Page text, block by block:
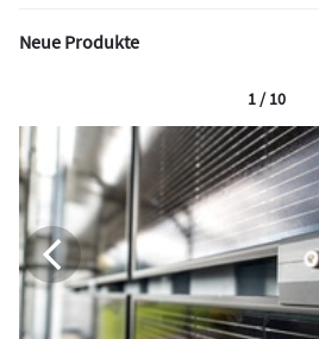
Neue Produkte
1 / 10